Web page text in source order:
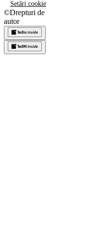
Setări cookie
©Drepturi de
autor